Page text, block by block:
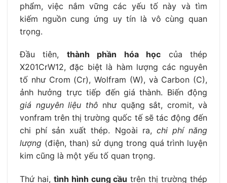
phẩm, việc nắm vững các yếu tố này và tìm
kiếm nguồn cung ứng uy tín là vô cùng quan
trọng.
Đầu tiên, thành phần hóa học của thép
X201CrW12, đặc biệt là hàm lượng các nguyên
tố như Crom (Cr), Wolfram (W), và Carbon (C),
ảnh hưởng trực tiếp đến giá thành. Biến động
giá nguyên liệu thô như quặng sắt, cromit, và
vonfram trên thị trường quốc tế sẽ tác động đến
chi phí sản xuất thép. Ngoài ra, chi phí năng
lượng (điện, than) sử dụng trong quá trình luyện
kim cũng là một yếu tố quan trọng.
Thứ hai, tình hình cung cầu trên thị trường thép